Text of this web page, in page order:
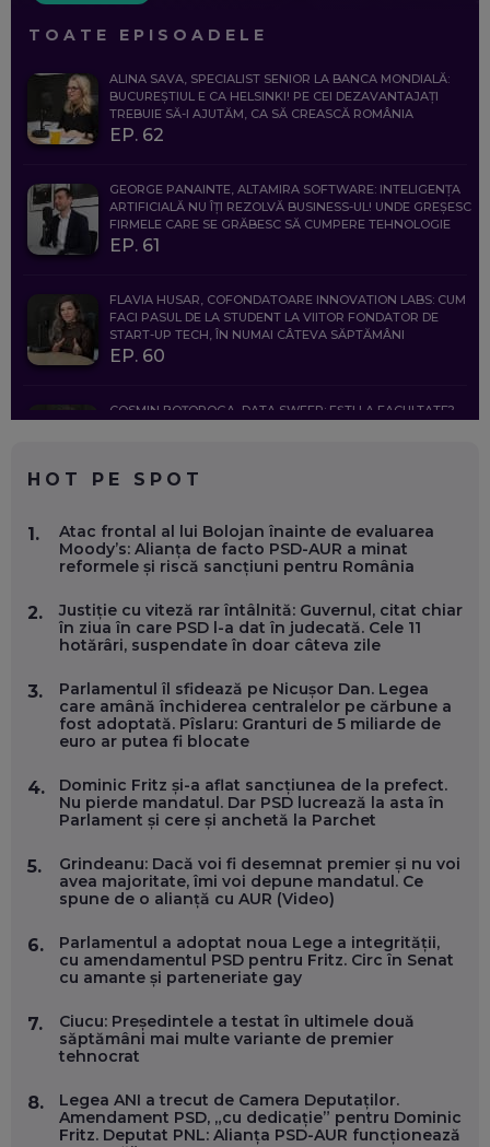
TOATE EPISOADELE
ALINA SAVA, SPECIALIST SENIOR LA BANCA MONDIALĂ:
BUCUREȘTIUL E CA HELSINKI! PE CEI DEZAVANTAJAȚI
TREBUIE SĂ-I AJUTĂM, CA SĂ CREASCĂ ROMÂNIA
EP. 62
GEORGE PANAINTE, ALTAMIRA SOFTWARE: INTELIGENȚA
ARTIFICIALĂ NU ÎȚI REZOLVĂ BUSINESS-UL! UNDE GREȘESC
FIRMELE CARE SE GRĂBESC SĂ CUMPERE TEHNOLOGIE
EP. 61
FLAVIA HUSAR, COFONDATOARE INNOVATION LABS: CUM
FACI PASUL DE LA STUDENT LA VIITOR FONDATOR DE
START-UP TECH, ÎN NUMAI CÂTEVA SĂPTĂMÂNI
EP. 60
COSMIN BOȚOROGA, DATA SWEEP: EȘTI LA FACULTATE?
FOLOSEȘTI TEHNOLOGIA CA SĂ FII MAI BUN LA JOB. ȘI CUM
SE VA SCHIMBA MUNCA, ÎN URMĂTORII ANI
EP. 58
MARIUS PAȘCULEA, COFONDATOR AL KULTH: CUM
FOLOSEȘTI TEHNOLOGIA CA SĂ ÎȚI DESCHIZI DRUMUL
EP. 57
ANDREI AVĂDANEI, BIT SENTINEL: CUM ÎȚI PROTEJEZI
CARIERĂ DE „HACKER CU PERMIS”
EP. 56
DOINA VÎLCEANU, CONTENTSPEED: VREI SUCCES ONLINE?
ÎNVAȚĂ AEO ȘI GEO!
EP. 55
OLIVIU MATEI, HOLISUN: SOFTWARE DE LA CLUJ PENTRU
WASHINGTON, OCHELARI INTELIGENȚI ȘI FERME
EP. 54
PROCESE, DAR CE FACEM CÂND PICĂ BAZA DE DATE, LA
INSTITUȚIILE STATULUI?
EP. 53
HOT PE SPOT
1.
Atac frontal al lui Bolojan înainte de evaluarea
Moody’s: Alianța de facto PSD-AUR a minat
reformele și riscă sancțiuni pentru România
2.
Justiție cu viteză rar întâlnită: Guvernul, citat chiar
în ziua în care PSD l-a dat în judecată. Cele 11
hotărâri, suspendate în doar câteva zile
3.
Parlamentul îl sfidează pe Nicușor Dan. Legea
care amână închiderea centralelor pe cărbune a
fost adoptată. Pîslaru: Granturi de 5 miliarde de
euro ar putea fi blocate
4.
Dominic Fritz și-a aflat sancțiunea de la prefect.
Nu pierde mandatul. Dar PSD lucrează la asta în
Parlament și cere și anchetă la Parchet
5.
Grindeanu: Dacă voi fi desemnat premier și nu voi
avea majoritate, îmi voi depune mandatul. Ce
spune de o alianță cu AUR (Video)
6.
Parlamentul a adoptat noua Lege a integrității,
cu amendamentul PSD pentru Fritz. Circ în Senat
cu amante și parteneriate gay
7.
Ciucu: Președintele a testat în ultimele două
săptămâni mai multe variante de premier
tehnocrat
8.
Legea ANI a trecut de Camera Deputaților.
Amendament PSD, „cu dedicație” pentru Dominic
Fritz. Deputat PNL: Alianța PSD-AUR funcționează